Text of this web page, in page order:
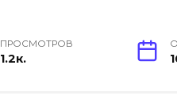
ПРОСМОТРОВ
1.2к.